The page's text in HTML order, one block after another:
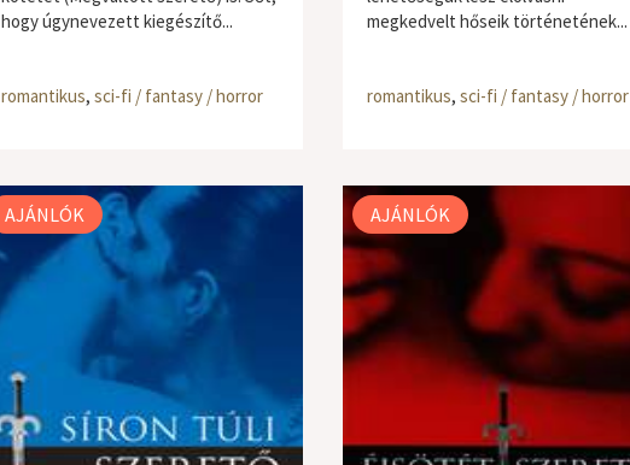
hogy úgynevezett kiegészítő...
romantikus, sci-fi / fantasy / horror
megkedvelt hőseik történetének...
romantikus, sci-fi / fantasy / horror
AJÁNLÓK AJÁNLÓK